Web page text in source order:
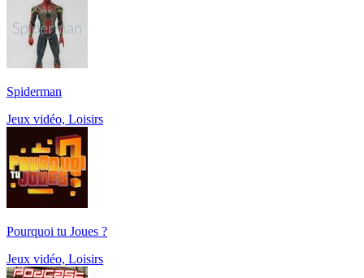
Spiderman
Jeux vidéo, Loisirs
Pourquoi tu Joues ?
Jeux vidéo, Loisirs